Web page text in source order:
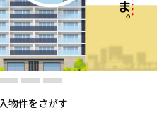
物件をさがす